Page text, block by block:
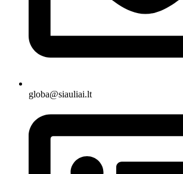
globa@siauliai.lt